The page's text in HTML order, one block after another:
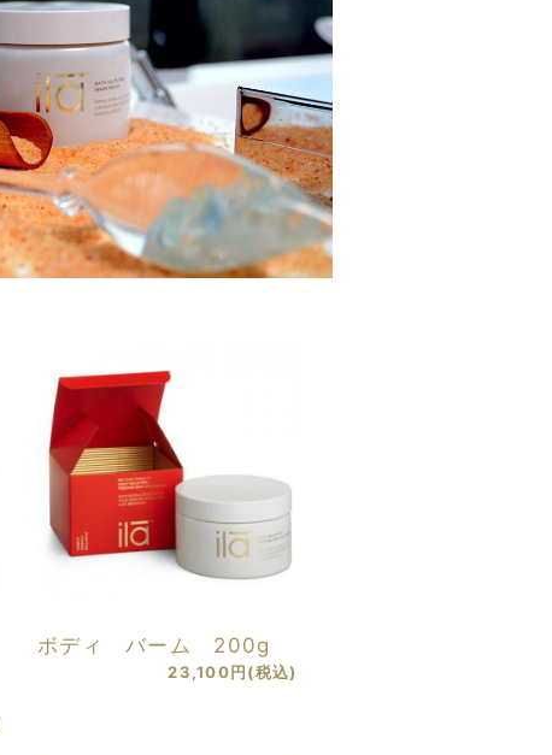
ボディ バーム 200g
23,100円(税込)